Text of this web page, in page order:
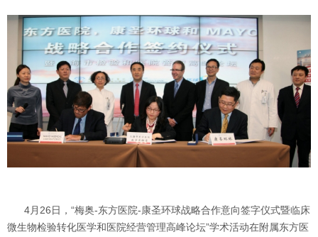
4月26日，“梅奥-东方医院-康圣环球战略合作意向签字仪式暨临床
微生物检验转化医学和医院经营管理高峰论坛”学术活动在附属东方医